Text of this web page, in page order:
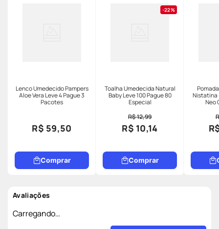
Lenco Umedecido Pampers
Aloe Vera Leve 4 Pague 3
Pacotes
R$ 59,50
Comprar
22%
Toalha Umedecida Natural
Baby Leve 100 Pague 80
Especial
R$ 12,99
R$ 10,14
Comprar
Nistatina
Neo
Avaliações
Carregando…